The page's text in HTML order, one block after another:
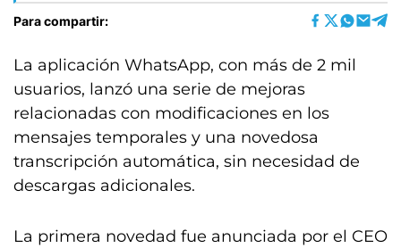
Para compartir:
La aplicación WhatsApp, con más de 2 mil
usuarios, lanzó una serie de mejoras
relacionadas con modificaciones en los
mensajes temporales y una novedosa
transcripción automática, sin necesidad de
descargas adicionales.
La primera novedad fue anunciada por el CEO